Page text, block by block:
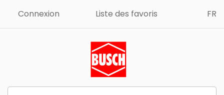
Connexion Liste des favoris FR